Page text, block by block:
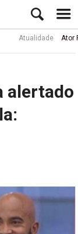
Ator Rui de
alertado